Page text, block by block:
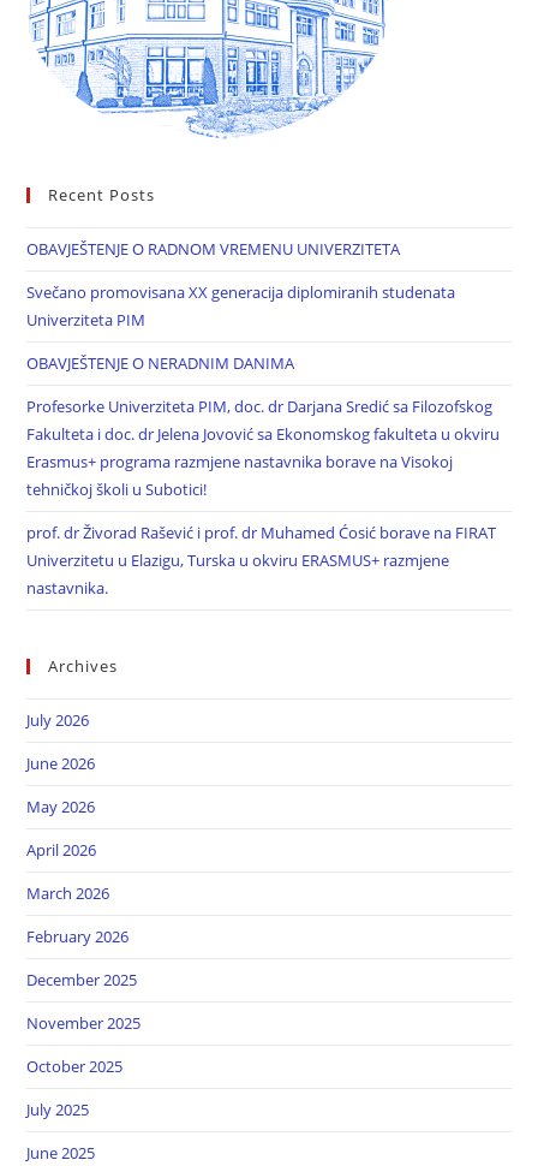
Recent Posts
OBAVJEŠTENJE O RADNOM VREMENU UNIVERZITETA
Svečano promovisana XX generacija diplomiranih studenata
Univerziteta PIM
OBAVJEŠTENJE O NERADNIM DANIMA
Profesorke Univerziteta PIM, doc. dr Darjana Sredić sa Filozofskog
Fakulteta i doc. dr Jelena Jovović sa Ekonomskog fakulteta u okviru
Erasmus+ programa razmjene nastavnika borave na Visokoj
tehničkoj školi u Subotici!
prof. dr Živorad Rašević i prof. dr Muhamed Ćosić borave na FIRAT
Univerzitetu u Elazigu, Turska u okviru ERASMUS+ razmjene
nastavnika.
Archives
July 2026
June 2026
May 2026
April 2026
March 2026
February 2026
December 2025
November 2025
October 2025
July 2025
June 2025